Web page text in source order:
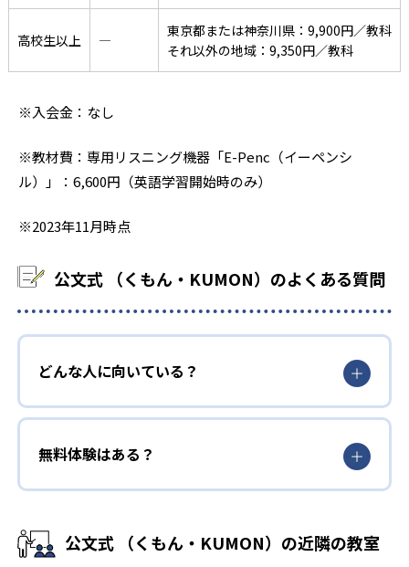
高校生以上 ―
東京都または神奈川県：9,900円／教科
それ以外の地域：9,350円／教科
※入会金：なし
※教材費：専用リスニング機器「E-Penc（イーペンシ
ル）」：6,600円（英語学習開始時のみ）
※2023年11月時点
公文式 （くもん・KUMON）のよくある質問
どんな人に向いている？
無料体験はある？
公文式 （くもん・KUMON）の近隣の教室